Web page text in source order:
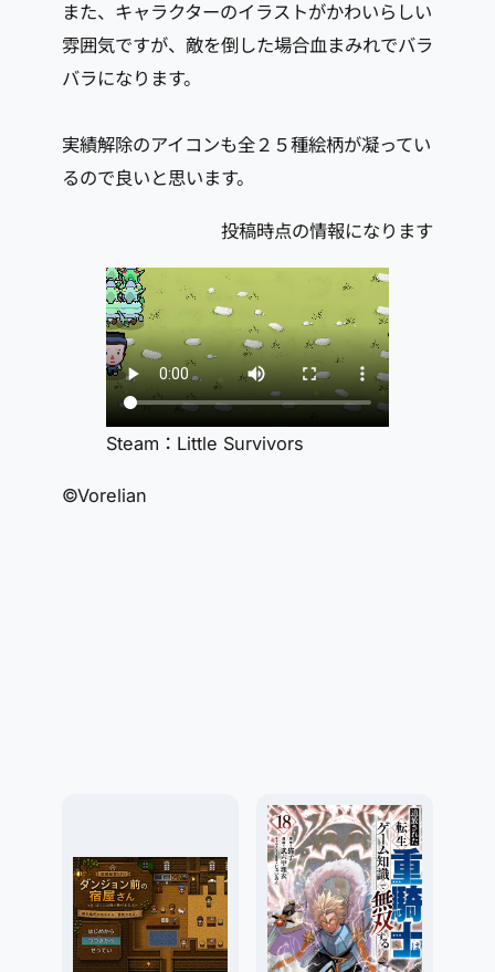
また、キャラクターのイラストがかわいらしい
雰囲気ですが、敵を倒した場合血まみれでバラ
バラになります。
実績解除のアイコンも全２５種絵柄が凝ってい
るので良いと思います。
投稿時点の情報になります
Steam：Little Survivors
©Vorelian